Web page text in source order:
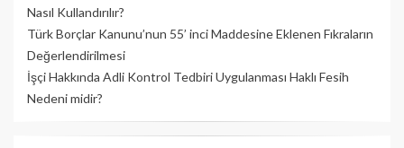
Nasıl Kullandırılır?
Türk Borçlar Kanunu’nun 55’ inci Maddesine Eklenen Fıkraların
Değerlendirilmesi
İşçi Hakkında Adli Kontrol Tedbiri Uygulanması Haklı Fesih
Nedeni midir?